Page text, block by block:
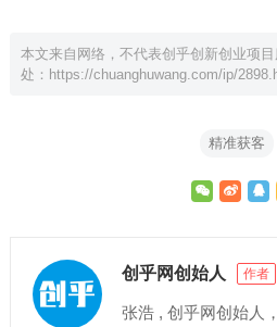
本文来自网络，不代表创乎创新创业项
处： https://chuanghuwang.com/ip/
精准获客
创乎网创始人 作者
张浩 , 创乎网创始人